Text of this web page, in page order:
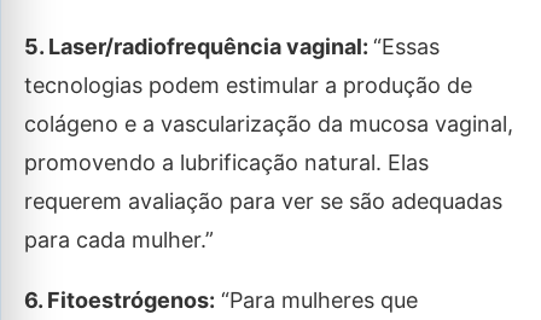
5. Laser/radiofrequência vaginal: “Essas
tecnologias podem estimular a produção de
colágeno e a vascularização da mucosa vaginal,
promovendo a lubrificação natural. Elas
requerem avaliação para ver se são adequadas
para cada mulher.”
6. Fitoestrógenos: “Para mulheres que